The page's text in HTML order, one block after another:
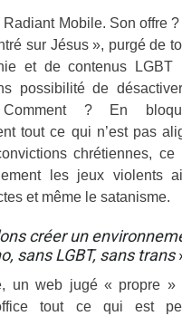
Radiant Mobile. Son offre ?
sur Jésus », purgé de
et de contenus LGBT
possibilité de
Comment ? En
tout ce qui n’est pas
chrétiennes, ce
les jeux violents
et même le satanisme.
créer un
sans LGBT, sans trans
un web jugé « propre »
tout ce qui est